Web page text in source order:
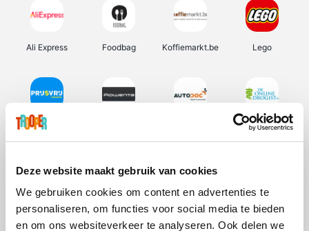
Deze website maakt gebruik van cookies
We gebruiken cookies om content en advertenties te
personaliseren, om functies voor social media te bieden
en om ons websiteverkeer te analyseren. Ook delen we
Ali Express Foodbag Koffiemarkt.be Lego
Prijsvrij De Online Drogist
Vidaxl Lampenlicht.be Plopsa Adidas